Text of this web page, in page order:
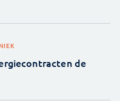
de